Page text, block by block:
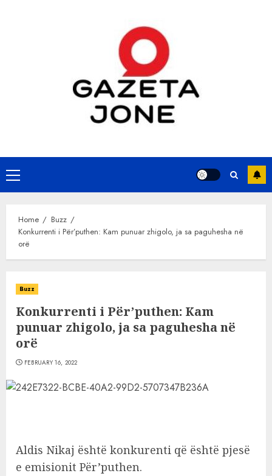
Primary
Menu
Home
Buzz
Konkurrenti i Për’puthen: Kam punuar zhigolo, ja sa paguhesha në
orë
Buzz
Konkurrenti i Për’puthen: Kam
punuar zhigolo, ja sa paguhesha në
orë
FEBRUARY 16, 2022
Aldis Nikaj është konkurenti që është pjesë
e emisionit Për’puthen.